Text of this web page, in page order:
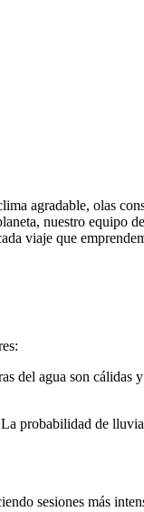
agradable, olas
nuestro equipo
viaje que
del agua son cálidas
probabilidad de
sesiones más